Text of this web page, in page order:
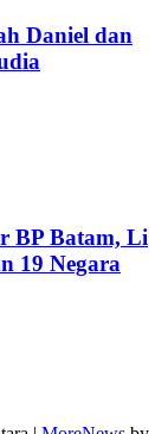
Daniel dan
BP Batam, Li
19 Negara